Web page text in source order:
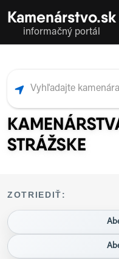
Kamenárstvo.sk
informačný portál
STRÁŽSKE
ZOTRIEDIŤ: